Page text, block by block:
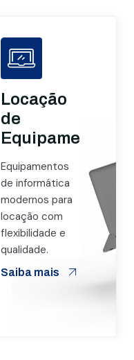
Locação
de
Equipamentos
Equipamentos
de informática
modernos para
locação com
flexibilidade e
qualidade.
Saiba mais